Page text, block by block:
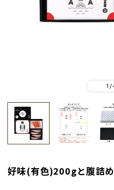
1 /
好味(有色)200gと腹詰